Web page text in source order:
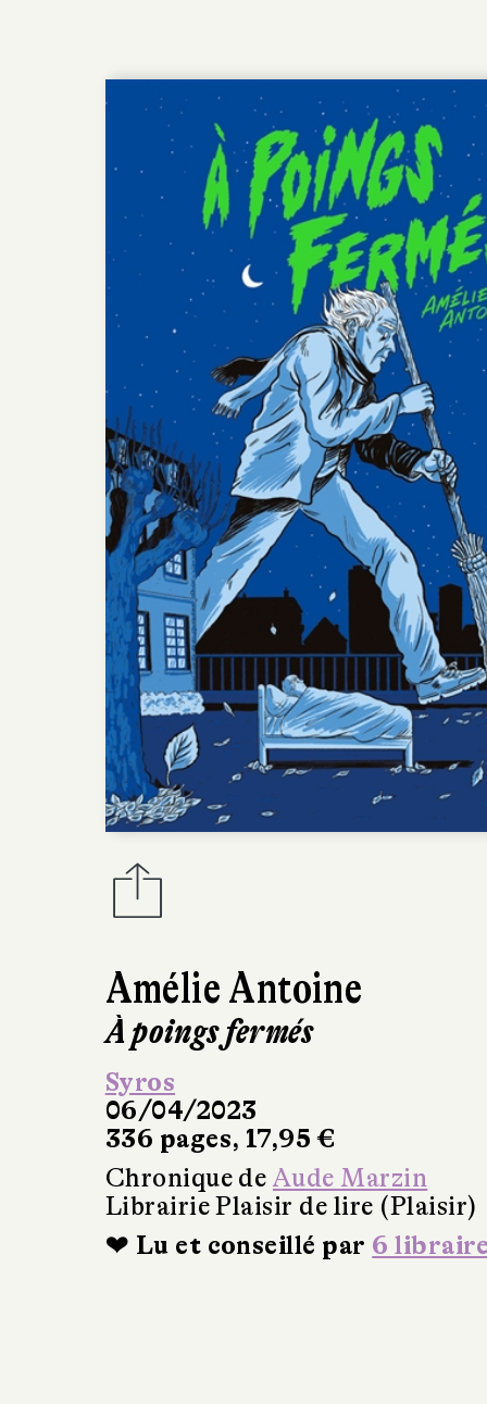
Amélie Antoine
À poings fermés
Syros
06/04/2023
336 pages, 17,95 €
Chronique de Aude Marzin
Librairie Plaisir de lire (Plaisir)
❤ Lu et conseillé par 6